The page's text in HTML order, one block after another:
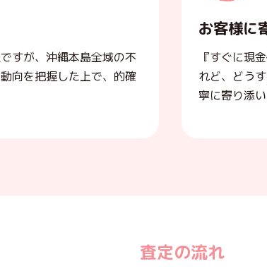
すが、沖縄本島全域の不
向を把握した上で、的確
お客様に
『すぐに現
れど、どう
寧に寄り添
査定の流れ